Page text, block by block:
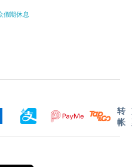
不包括星期六、日及公
会因应不同情况 (如个
指明特定时段) 而有所
所
)
验中心
假期休息
转
帐